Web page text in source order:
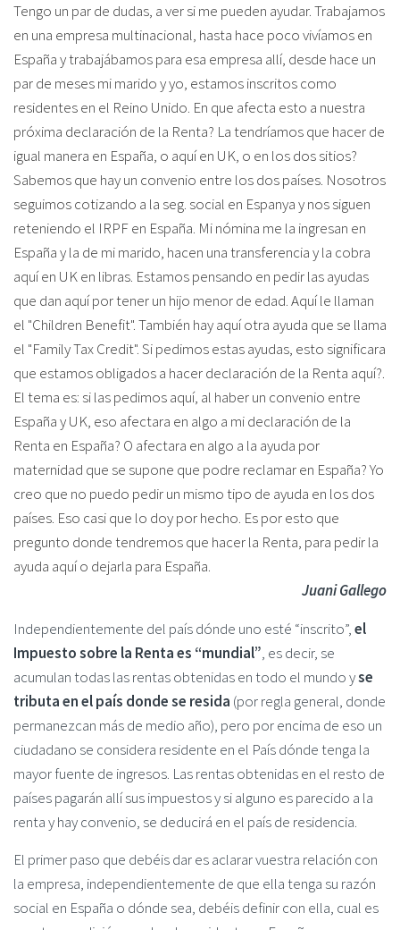
Tengo un par de dudas, a ver si me pueden ayudar. Trabajamos
en una empresa multinacional, hasta hace poco vivíamos en
España y trabajábamos para esa empresa allí, desde hace un
par de meses mi marido y yo, estamos inscritos como
residentes en el Reino Unido. En que afecta esto a nuestra
próxima declaración de la Renta? La tendríamos que hacer de
igual manera en España, o aquí en UK, o en los dos sitios?
Sabemos que hay un convenio entre los dos países. Nosotros
seguimos cotizando a la seg. social en Espanya y nos siguen
reteniendo el IRPF en España. Mi nómina me la ingresan en
España y la de mi marido, hacen una transferencia y la cobra
aquí en UK en libras. Estamos pensando en pedir las ayudas
que dan aquí por tener un hijo menor de edad. Aquí le llaman
el "Children Benefit". También hay aquí otra ayuda que se llama
el "Family Tax Credit". Si pedimos estas ayudas, esto significara
que estamos obligados a hacer declaración de la Renta aquí?.
El tema es: si las pedimos aquí, al haber un convenio entre
España y UK, eso afectara en algo a mi declaración de la
Renta en España? O afectara en algo a la ayuda por
maternidad que se supone que podre reclamar en España? Yo
creo que no puedo pedir un mismo tipo de ayuda en los dos
países. Eso casi que lo doy por hecho. Es por esto que
pregunto donde tendremos que hacer la Renta, para pedir la
ayuda aquí o dejarla para España.
Juani Gallego
Independientemente del país dónde uno esté “inscrito”,el
Impuesto sobre la Renta es “mundial”, es decir, se
acumulan todas las rentas obtenidas en todo el mundo yse
tributa en el país donde se resida (por regla general, donde
permanezcan más de medio año), pero por encima de eso un
ciudadano se considera residente en el País dónde tenga la
mayor fuente de ingresos. Las rentas obtenidas en el resto de
países pagarán allí sus impuestos y si alguno es parecido a la
renta y hay convenio, se deducirá en el país de residencia.
El primer paso que debéis dar es aclarar vuestra relación con
la empresa, independientemente de que ella tenga su razón
social en España o dónde sea, debéis definir con ella, cual es